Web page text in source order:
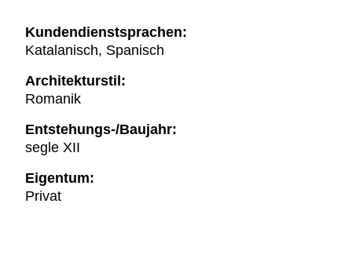
Kundendienstsprachen:
Katalanisch, Spanisch
Architekturstil:
Romanik
Entstehungs-/Baujahr:
segle XII
Eigentum:
Privat